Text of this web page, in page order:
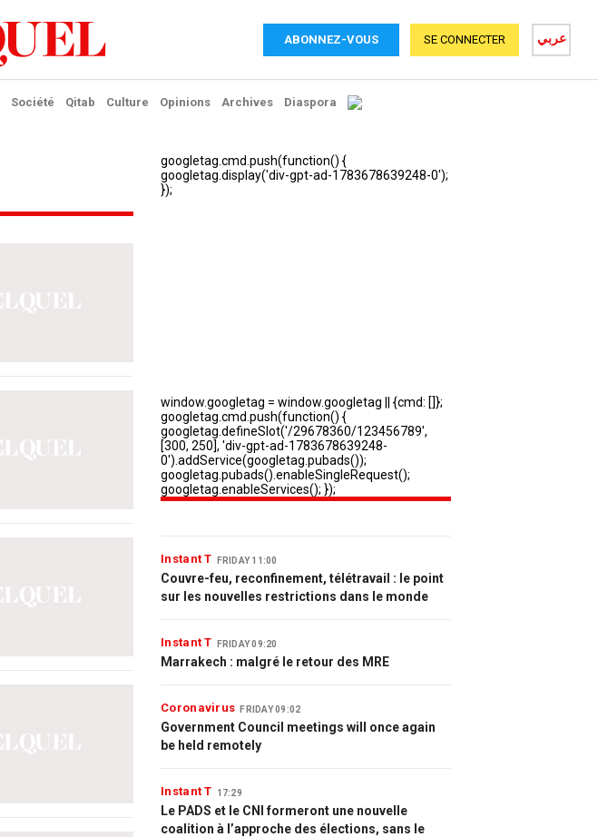
ABONNEZ-VOUS عربي SE CONNECTER
Société Qitab Culture Opinions Archives Diaspora
Instant T FRIDAY 11:00
Couvre-feu, reconfinement, télétravail : le point
sur les nouvelles restrictions dans le monde
Instant T FRIDAY 09:20
Marrakech : malgré le retour des MRE
Coronavirus FRIDAY 09:02
Government Council meetings will once again
be held remotely
Instant T 17:29
Le PADS et le CNI formeront une nouvelle
coalition à l’approche des élections, sans le